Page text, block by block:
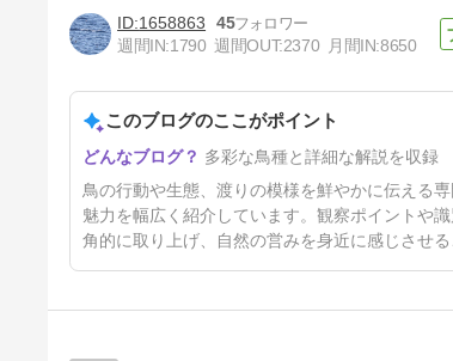
5日前
1658863
45
週間IN:1790 週間OUT:2370 月間IN:8650
このブログのここがポイント
多彩な鳥種と詳細な解説を収録
鳥の行動や生態、渡りの模様を鮮やかに伝える
魅力を幅広く紹介しています。観察ポイントや
角的に取り上げ、自然の営みを身近に感じさせ